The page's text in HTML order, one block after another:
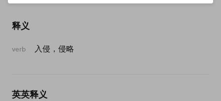
释义
verb 入侵，侵略
英英释义